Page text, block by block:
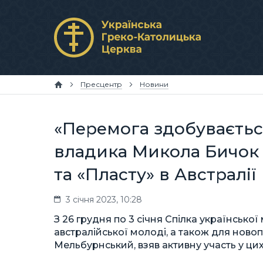
Пресцентр Новини
«Перемога
владика Микола Бичок
та «Пласту» в Австралії
3 січня 2023, 10:28
З 26 грудня по 3 січня Спілка
австралійської молоді, а також для
Мельбурнський, взяв активну участь у